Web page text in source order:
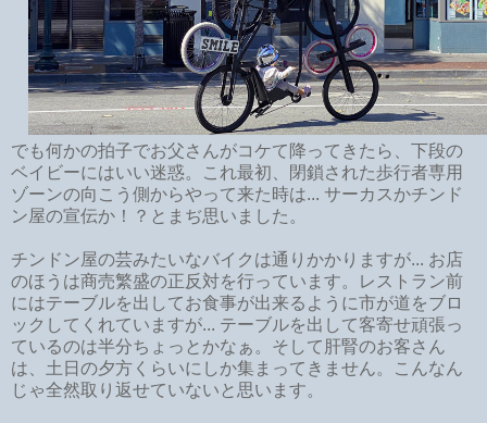
でも何かの拍子でお父さんがコケて降ってきたら、下段の
ベイビーにはいい迷惑。これ最初、閉鎖された歩行者専用
ゾーンの向こう側からやって来た時は... サーカスかチンド
ン屋の宣伝か！？とまぢ思いました。
チンドン屋の芸みたいなバイクは通りかかりますが... お店
のほうは商売繁盛の正反対を行っています。レストラン前
にはテーブルを出してお食事が出来るように市が道をブロ
ックしてくれていますが... テーブルを出して客寄せ頑張っ
ているのは半分ちょっとかなぁ。そして肝腎のお客さん
は、土日の夕方くらいにしか集まってきません。こんなん
じゃ全然取り返せていないと思います。